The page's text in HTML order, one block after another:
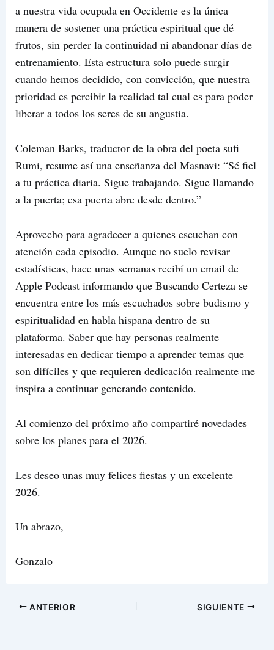
a nuestra vida ocupada en Occidente es la única
manera de sostener una práctica espiritual que dé
frutos, sin perder la continuidad ni abandonar días de
entrenamiento. Esta estructura solo puede surgir
cuando hemos decidido, con convicción, que nuestra
prioridad es percibir la realidad tal cual es para poder
liberar a todos los seres de su angustia.
Coleman Barks, traductor de la obra del poeta sufi
Rumi, resume así una enseñanza del Masnavi: “Sé fiel
a tu práctica diaria. Sigue trabajando. Sigue llamando
a la puerta; esa puerta abre desde dentro.”
Aprovecho para agradecer a quienes escuchan con
atención cada episodio. Aunque no suelo revisar
estadísticas, hace unas semanas recibí un email de
Apple Podcast informando que Buscando Certeza se
encuentra entre los más escuchados sobre budismo y
espiritualidad en habla hispana dentro de su
plataforma. Saber que hay personas realmente
interesadas en dedicar tiempo a aprender temas que
son difíciles y que requieren dedicación realmente me
inspira a continuar generando contenido.
Al comienzo del próximo año compartiré novedades
sobre los planes para el 2026.
Les deseo unas muy felices fiestas y un excelente
2026.
Un abrazo,
Gonzalo
ANTERIOR SIGUIENTE